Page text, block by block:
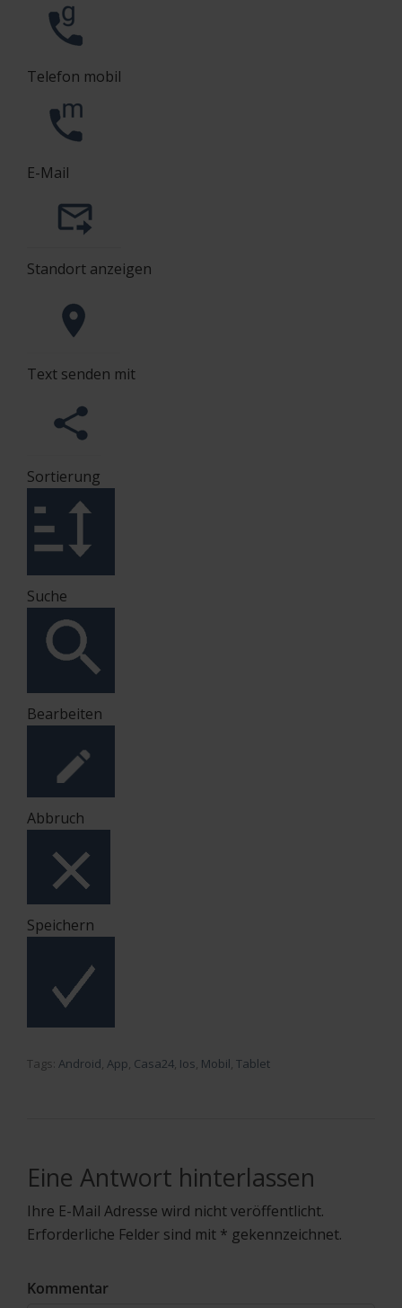
Telefon mobil
E-Mail
Standort anzeigen
Text senden mit
Sortierung
Suche
Bearbeiten
Abbruch
Speichern
Tags: Android, App, Casa24, Ios, Mobil, Tablet
Eine Antwort hinterlassen
Ihre E-Mail Adresse wird nicht veröffentlicht.
Erforderliche Felder sind mit * gekennzeichnet.
Kommentar